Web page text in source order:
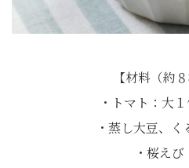
【材料（約
・トマト：大
・蒸し大豆、
・桜え